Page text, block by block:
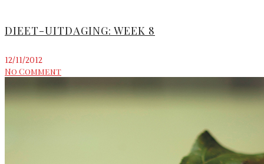
DIEET-UITDAGING: WEEK 8
12/11/2012
No Comment